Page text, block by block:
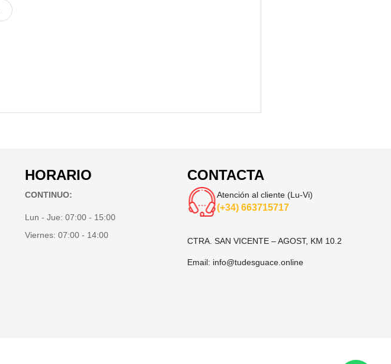
HORARIO
CONTINUO:
Lun - Jue:07:00 - 15:00
Viernes:07:00 - 14:00
CONTACTA
Atención al cliente (Lu-Vi)
(+34) 663715717
CTRA. SAN VICENTE – AGOST, KM 10.2
Email: info@tudesguace.online